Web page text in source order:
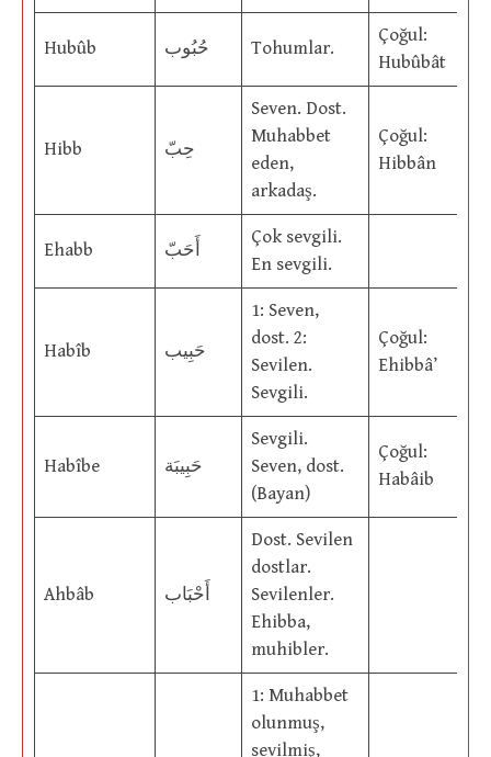
Hubûb حُبُوب Tohumlar.
Çoğul:
Hubûbât
Hibb حِبّ
Seven. Dost.
Muhabbet
eden,
arkadaş.
Çoğul:
Hibbân
Ehabb أَحَبّ
Çok sevgili.
En sevgili.
Habîb حَبِيب
1: Seven,
dost. 2:
Sevilen.
Sevgili.
Çoğul:
Ehibbâ’
Habîbe حَبِيبَة
Sevgili.
Seven, dost.
(Bayan)
Çoğul:
Habâib
Ahbâb أَحْبَاب
Dost. Sevilen
dostlar.
Sevilenler.
Ehibba,
muhibler.
1: Muhabbet
olunmuş,
sevilmiş,